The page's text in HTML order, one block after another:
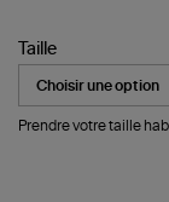
Taille
Prendre votre taille